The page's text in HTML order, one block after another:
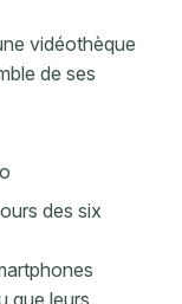
vidéothèque
de ses
des six
que leurs